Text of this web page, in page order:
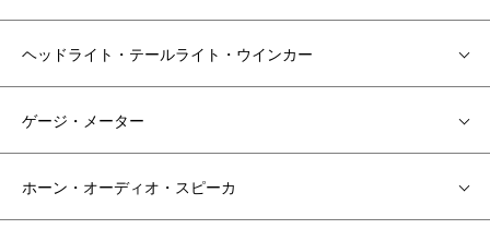
ヘッドライト・テールライト・ウインカー
ゲージ・メーター
ホーン・オーディオ・スピーカ